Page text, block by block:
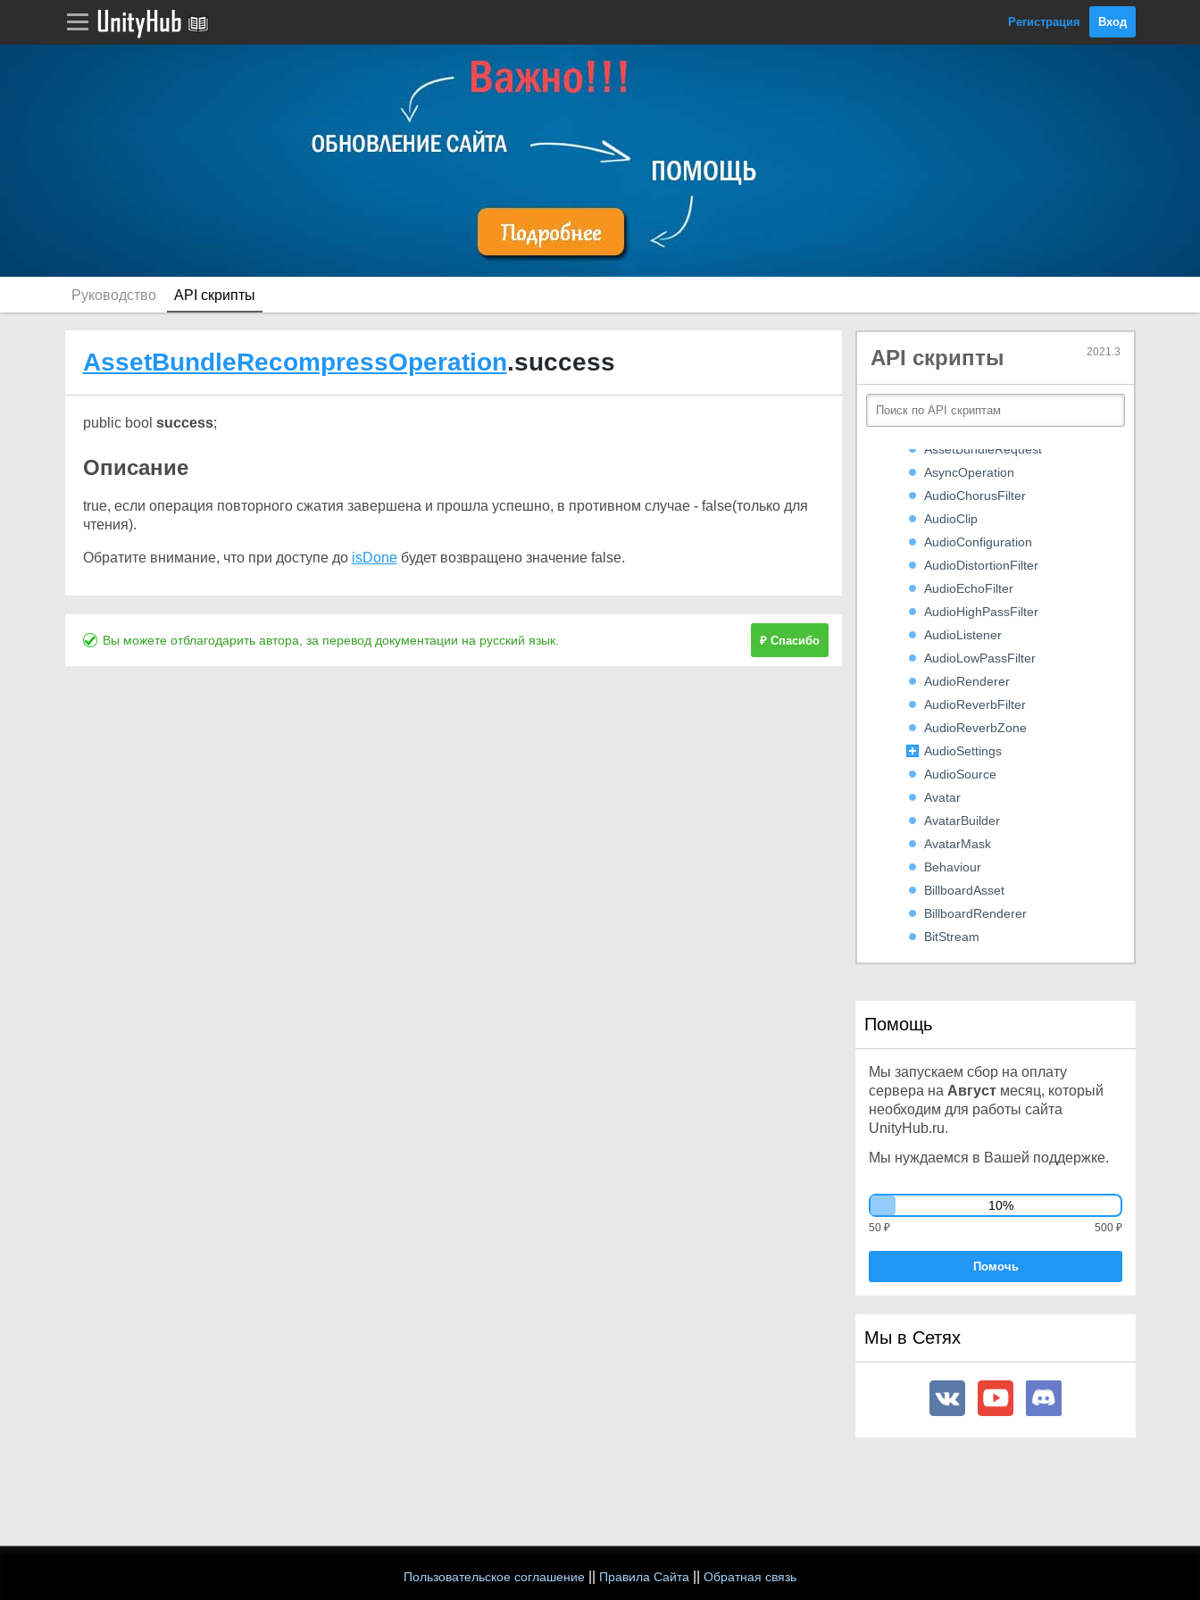
Регистрация Вход
Руководство API скрипты
AssetBundleRecompressOperation.success
public bool success;
Описание
true, если операция повторного сжатия завершена и прошла успешно, в противном случае - false(только для
чтения).
Обратите внимание, что при доступе до isDoneбудет возвращено значение false.
Вы можете отблагодарить автора, за перевод документации на русский язык. ₽ Спасибо
API скрипты 2021.3
AnimationState
ArticulationReducedSpace
AssetBundleCreateRequest
AssetBundleManifest
AssetBundleRecompressOperat
ion
AssetBundleRequest
AsyncOperation
AudioChorusFilter
AudioClip
AudioConfiguration
AudioDistortionFilter
AudioEchoFilter
AudioHighPassFilter
AudioListener
AudioLowPassFilter
AudioRenderer
AudioReverbFilter
AudioReverbZone
AudioSettings
AudioSource
Avatar
AvatarBuilder
AvatarMask
Behaviour
BillboardAsset
BillboardRenderer
BitStream
BoneWeight
Bounds
BoundsInt
BoxcastCommand
BoxCollider
BoxCollider2D
BuoyancyEffector2D
Cache
CachedAssetBundle
Canvas
CanvasRenderer
CapsuleCollider
CapsuleCollider2D
Помощь
Мы запускаем сбор на оплату
сервера на Август месяц, который
необходим для работы сайта
UnityHub.ru.
Мы нуждаемся в Вашей поддержке.
10%
500 ₽
50 ₽
Помочь
Мы в Сетях
Пользовательское соглашение Правила Сайта Обратная связь